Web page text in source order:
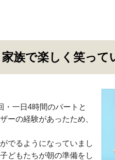
族で楽しく笑って
・一日4時間のパートと
ーの経験があったため、
でるようになっていまし
どもたちが朝の準備をし